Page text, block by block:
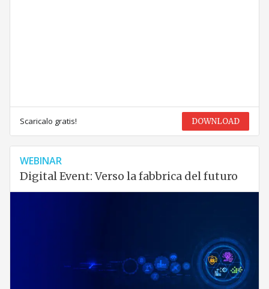
Scaricalo gratis! DOWNLOAD
WEBINAR
Digital Event: Verso la fabbrica del futuro